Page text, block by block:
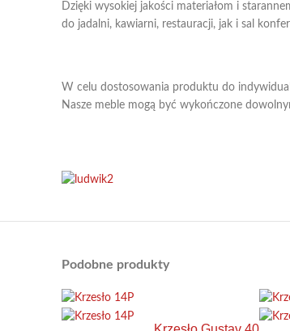
Dzięki wysokiej jakości materiałom i
do jadalni, kawiarni, restauracji, jak i sal
W celu dostosowania produktu do
Nasze meble mogą być wykończone
Podobne produkty